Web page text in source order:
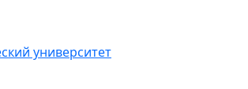
университет